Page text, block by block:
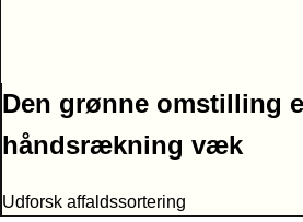
Den grønne omstilling
håndsrækning væk
Udforsk affaldssortering